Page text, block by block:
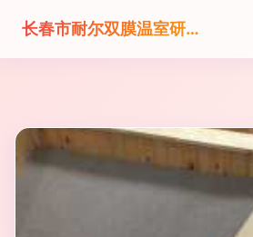
长春市耐尔双膜温室研发有限公司